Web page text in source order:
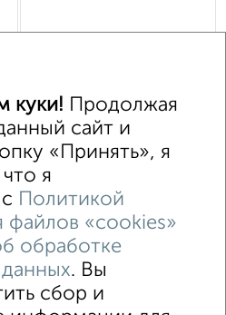
61
Торговое помещение
Складское помещение
помещение
куки! Продолжая
сайт и
«Принять», я
я
Политикой
файлов «cookies»
обработке
. Вы
сбор и